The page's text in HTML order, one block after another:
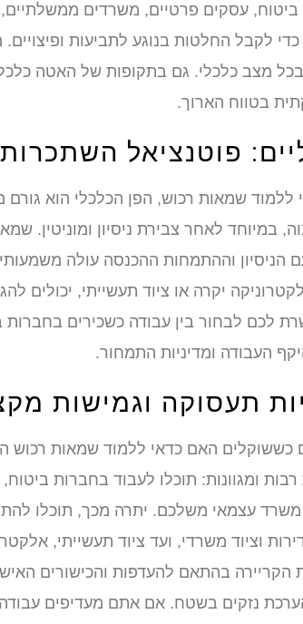
עסקים פרטיים, משרדים ממשלתיים,
לקבל החלטות בנוגע לתביעות ופיצויים.
ובכל מצב כלכלי. גם בתקופות של האטה
בטווח הארוך.
פוטנציאל
שמאות רכוש, הפן הכלכלי הוא
במיוחד לאחר צבירת ניסיון ומוניטין.
ש"ח, ועם הניסיון וההתמחות ההכנסה עולה
לכם לבחור בין עבודה כשכירים בחברות
העבודה ומדיניות התמחור.
תעסוקה וגמישות
כששוקלים האם כדאי ללמוד שמאות רכוש
ומגוונות: תוכלו לעבוד בחברות
עצמאי משלכם. יתרה מכך, תוכלו
וציוד משרדי, ועד ציוד תעשייתי,
בהתאם להעדפות והכישורים
נזקים בשטח. אם אתם מעדיפים